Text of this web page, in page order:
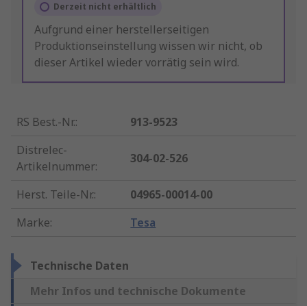
Derzeit nicht erhältlich
Aufgrund einer herstellerseitigen
Produktionseinstellung wissen wir nicht, ob
dieser Artikel wieder vorrätig sein wird.
RS Best.-Nr.:
913-9523
Distrelec-
Artikelnummer:
304-02-526
Herst. Teile-Nr.:
04965-00014-00
Marke: Tesa
Technische Daten
Mehr Infos und technische Dokumente